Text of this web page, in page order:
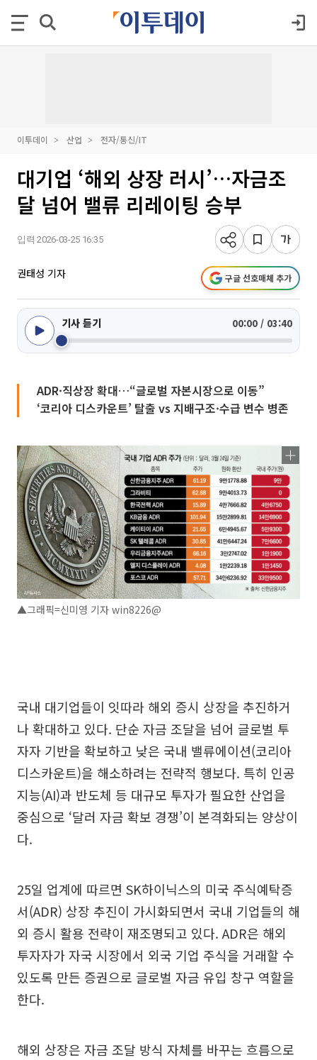
이투데이 산업 전자/통신/IT
대기업 ‘해외 상장 러시’…자금조
달 넘어 밸류 리레이팅 승부
입력 2026-03-25 16:35
권태성 기자 구글 선호매체 추가
기사 듣기 00:00 / 03:40
ADR·직상장 확대…“글로벌 자본시장으로 이동”
‘코리아 디스카운트’ 탈출 vs 지배구조·수급 변수 병존
▲그래픽=신미영 기자 win8226@
국내 대기업들이 잇따라 해외 증시 상장을 추진하거
나 확대하고 있다. 단순 자금 조달을 넘어 글로벌 투
자자 기반을 확보하고 낮은 국내 밸류에이션(코리아
디스카운트)을 해소하려는 전략적 행보다. 특히 인공
지능(AI)과 반도체 등 대규모 투자가 필요한 산업을
중심으로 ‘달러 자금 확보 경쟁’이 본격화되는 양상이
다.
25일 업계에 따르면 SK하이닉스의 미국 주식예탁증
서(ADR) 상장 추진이 가시화되면서 국내 기업들의 해
외 증시 활용 전략이 재조명되고 있다. ADR은 해외
투자자가 자국 시장에서 외국 기업 주식을 거래할 수
있도록 만든 증권으로 글로벌 자금 유입 창구 역할을
한다.
해외 상장은 자금 조달 방식 자체를 바꾸는 흐름으로